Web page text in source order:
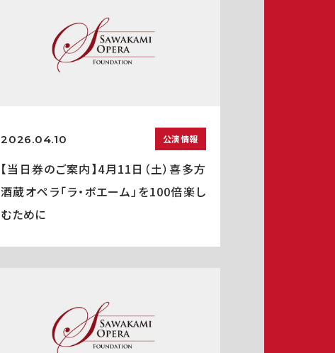
2026.04.10 公演情報
【当日券のご案内】4月11日（土）喜多方
酒蔵オペラ「ラ・ボエーム」を100倍楽し
むために